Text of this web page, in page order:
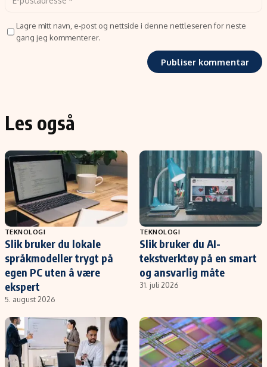
Lagre mitt navn, e-post og nettside i denne nettleseren for neste
gang jeg kommenterer.
Les også
TEKNOLOGI
Slik bruker du lokale
språkmodeller trygt på
egen PC uten å være
ekspert
5. august 2026
TEKNOLOGI
Slik bruker du AI-
tekstverktøy på en smart
og ansvarlig måte
31. juli 2026